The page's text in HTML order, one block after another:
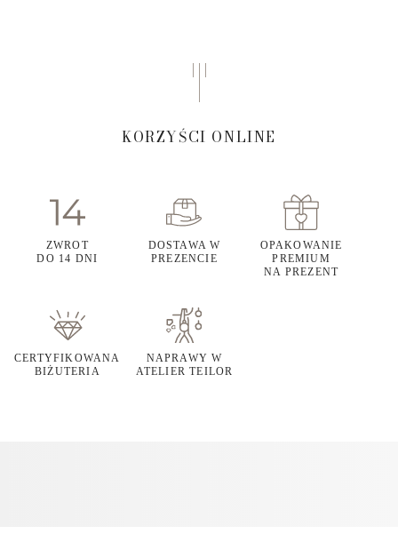
KORZYŚCI ONLINE
ZWROT
DO 14 DNI
DOSTAWA W
PREZENCIE
OPAKOWANIE
PREMIUM
NA PREZENT
CERTYFIKOWANA
BIŻUTERIA
NAPRAWY W
ATELIER TEILOR